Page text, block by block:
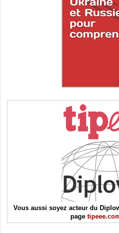
Vous aussi soyez acteur du
page